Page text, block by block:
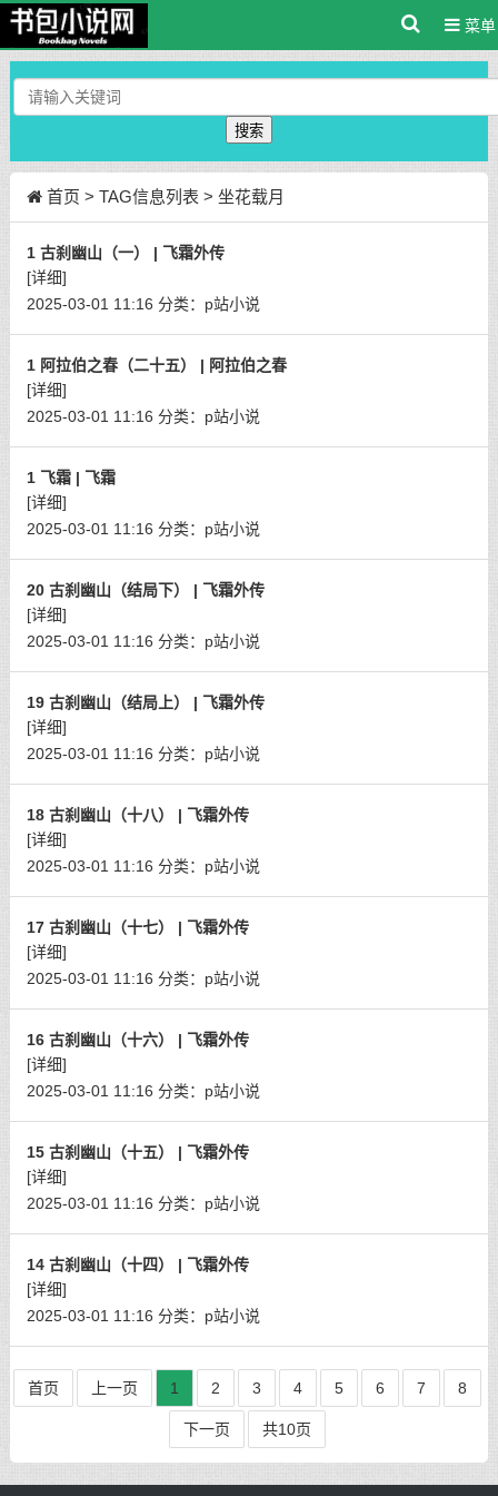
菜单
搜索
首页 > TAG信息列表 > 坐花载月
1 古刹幽山（一） | 飞霜外传
[详细]
2025-03-01 11:16 分类： p站小说
1 阿拉伯之春（二十五） | 阿拉伯之春
[详细]
2025-03-01 11:16 分类： p站小说
1 飞霜 | 飞霜
[详细]
2025-03-01 11:16 分类： p站小说
20 古刹幽山（结局下） | 飞霜外传
[详细]
2025-03-01 11:16 分类： p站小说
19 古刹幽山（结局上） | 飞霜外传
[详细]
2025-03-01 11:16 分类： p站小说
18 古刹幽山（十八） | 飞霜外传
[详细]
2025-03-01 11:16 分类： p站小说
17 古刹幽山（十七） | 飞霜外传
[详细]
2025-03-01 11:16 分类： p站小说
16 古刹幽山（十六） | 飞霜外传
[详细]
2025-03-01 11:16 分类： p站小说
15 古刹幽山（十五） | 飞霜外传
[详细]
2025-03-01 11:16 分类： p站小说
14 古刹幽山（十四） | 飞霜外传
[详细]
2025-03-01 11:16 分类： p站小说
首页 上一页 1 2 3 4 5 6 7 8
下一页 共10页